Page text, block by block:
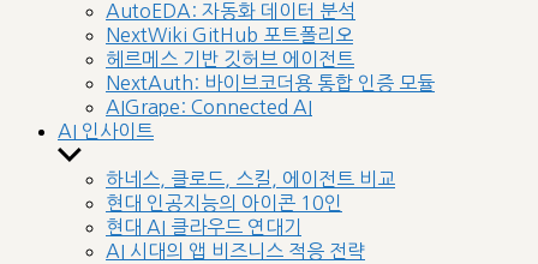
AutoEDA: 자동화 데이터 분석
NextWiki GitHub 포트폴리오
헤르메스 기반 깃허브 에이전트
NextAuth: 바이브코더용 통합 인증 모듈
AIGrape: Connected AI
AI 인사이트
Show
sub
menu
하네스, 클로드, 스킬, 에이전트 비교
현대 인공지능의 아이콘 10인
현대 AI 클라우드 연대기
AI 시대의 앱 비즈니스 적응 전략